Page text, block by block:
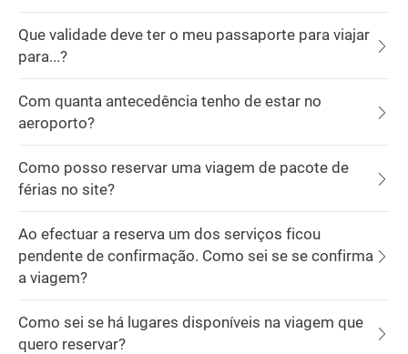
Que validade deve ter o meu passaporte para viajar
para...?
Com quanta antecedência tenho de estar no
aeroporto?
Como posso reservar uma viagem de pacote de
férias no site?
Ao efectuar a reserva um dos serviços ficou
pendente de confirmação. Como sei se se confirma
a viagem?
Como sei se há lugares disponíveis na viagem que
quero reservar?